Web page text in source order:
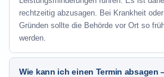
rechtzeitig abzusagen. Bei Krankheit
Gründen sollte die Behörde vor Ort so
werden.
Wie kann ich einen Termin absagen